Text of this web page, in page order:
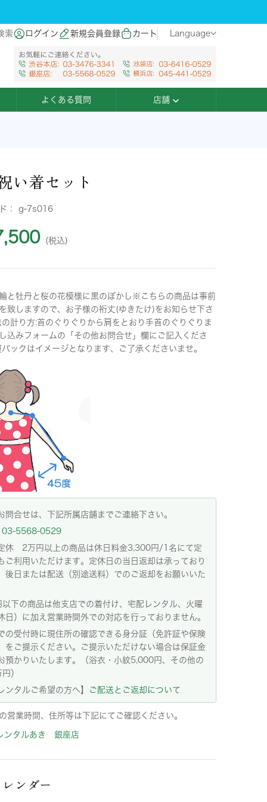
索 ログイン 新規会員登録 カート Language
よくある質問 店舗
い着セット
： g-7s016
(税込)
と牡丹と桜の花模様に黒のぼかし※こちらの商品は事前
致しますので、お子様の裄丈(ゆきたけ)をお知らせ下さ
計り方:首のぐりぐりから肩をとおり手首のぐりぐりま
込みフォームの「その他お問合せ」欄にご記入くださ
ックはイメージとなります、ご了承くださいませ。
問合せは、下記所属店舗までご連絡下さい。
03-5568-0529
休 2万円以上の商品は休日料金3,300円/1名にて定
ご利用いただけます。定休日の当日返却は承っており
後日または配送（別途送料）でのご返却をお願いいた
下の商品は他支店での着付け、宅配レンタル、火曜
日）に加え営業時間外での対応を行っておりません。
の受付時に現住所の確認できる身分証（免許証や保険
をご提示ください。ご提示いただけない場合は保証金
預かりいたします。（浴衣・小紋5,000円、その他の
）
ンタルご希望の方へ】
ご配送とご返却について
営業時間、住所等は下記にてご確認ください。
ンタルあき 銀座店
ンダー